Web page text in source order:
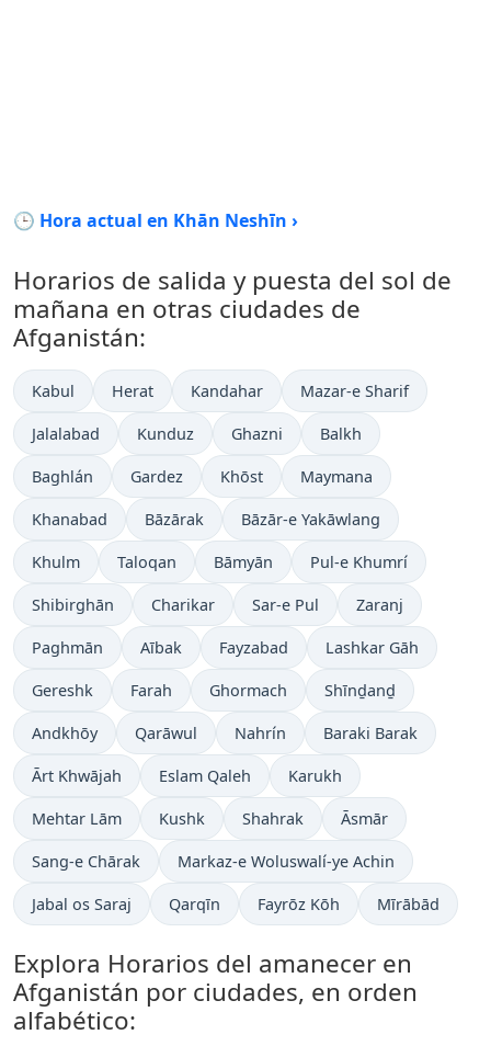
🕒 Hora actual en Khān Neshīn ›
Horarios de salida y puesta del sol de
mañana en otras ciudades de
Afganistán:
Kabul Herat Kandahar Mazar-e Sharif
Jalalabad Kunduz Ghazni Balkh
Baghlán Gardez Khōst Maymana
Khanabad Bāzārak Bāzār-e Yakāwlang
Khulm Taloqan Bāmyān Pul-e Khumrí
Shibirghān Charikar Sar-e Pul Zaranj
Paghmān Aībak Fayzabad Lashkar Gāh
Gereshk Farah Ghormach Shīnḏanḏ
Andkhōy Qarāwul Nahrín Baraki Barak
Ārt Khwājah Eslam Qaleh Karukh
Mehtar Lām Kushk Shahrak Āsmār
Sang-e Chārak Markaz-e Woluswalí-ye Achin
Jabal os Saraj Qarqīn Fayrōz Kōh Mīrābād
Explora Horarios del amanecer en
Afganistán por ciudades, en orden
alfabético: